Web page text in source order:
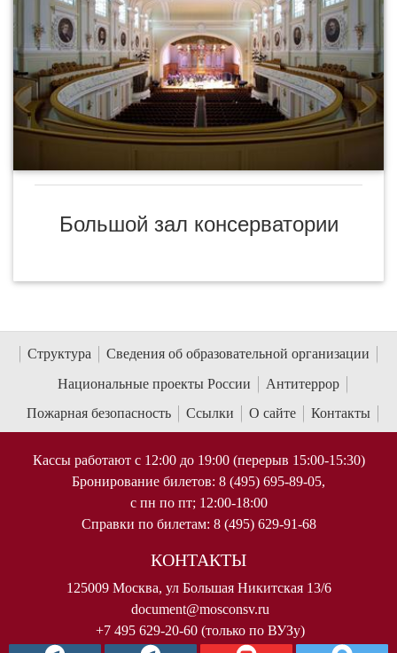
Большой зал консерватории
Структура
Сведения об образовательной организации
Национальные проекты России
Антитеррор
Пожарная безопасность
Ссылки О сайте Контакты
Кассы работают с 12:00 до 19:00 (перерыв 15:00-15:30)
Бронирование билетов: 8 (495) 695-89-05,
с пн по пт; 12:00-18:00
Справки по билетам: 8 (495) 629-91-68
КОНТАКТЫ
125009 Москва, ул Большая Никитская 13/6
document@mosconsv.ru
+7 495 629-20-60 (только по ВУЗу)